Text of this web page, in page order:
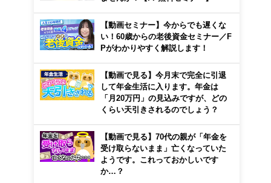
【動画セミナー】今からでも遅くな
い！60歳からの老後資金セミナー／F
Pがわかりやすく解説します！
【動画で見る】今月末で完全に引退
して年金生活に入ります。年金は
「月20万円」の見込みですが、どの
くらい天引きされるのでしょう？
【動画で見る】70代の親が「年金を
受け取らないまま」亡くなっていた
ようです。これっておかしいです
か…？